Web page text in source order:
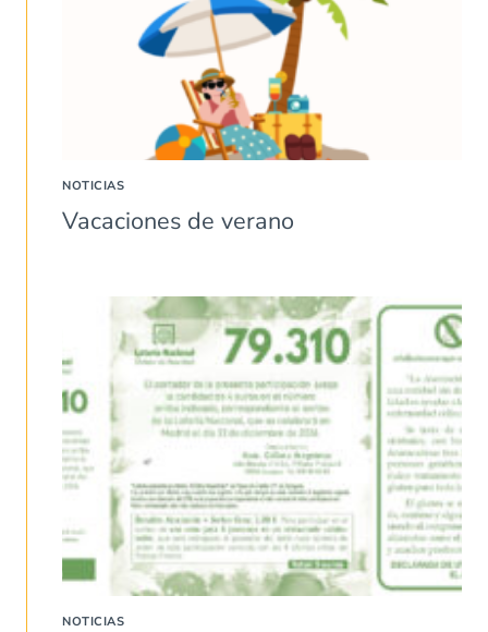
NOTICIAS
Vacaciones de verano
NOTICIAS